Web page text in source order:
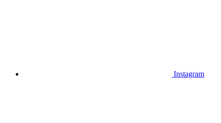
Instagram